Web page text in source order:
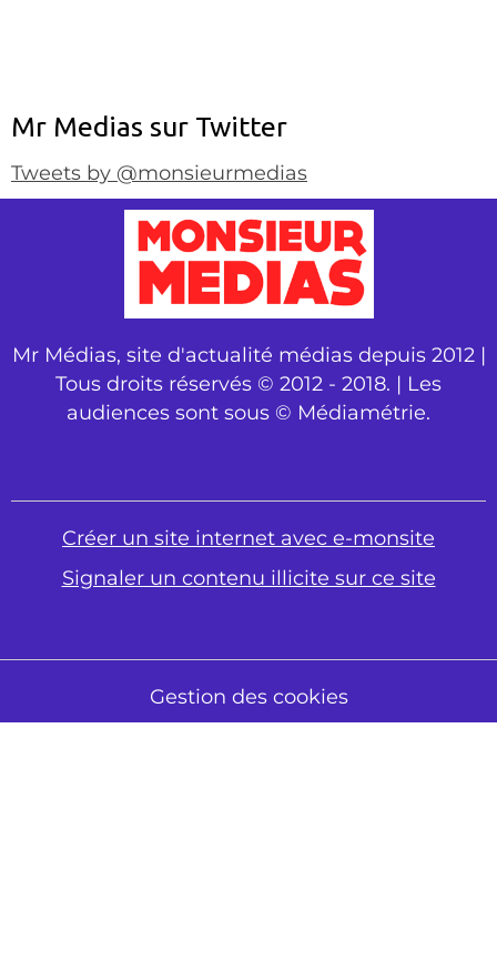
Mr Medias sur Twitter
Tweets by @monsieurmedias
Mr Médias, site d'actualité médias depuis 2012 |
Tous droits réservés © 2012 - 2018. | Les
audiences sont sous © Médiamétrie.
Créer un site internet avec e-monsite
Signaler un contenu illicite sur ce site
Gestion des cookies